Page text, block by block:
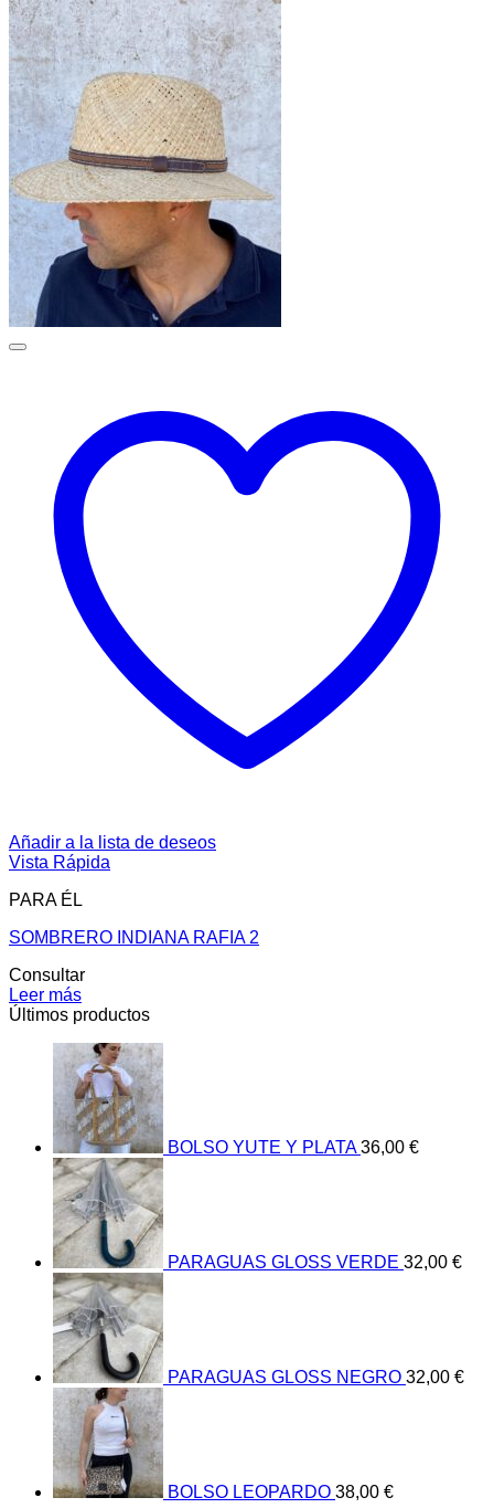
Añadir a la lista de deseos
Vista Rápida
PARA ÉL
SOMBRERO INDIANA RAFIA 2
Consultar
Leer más
Últimos productos
BOLSO YUTE Y PLATA 36,00 €
PARAGUAS GLOSS VERDE 32,00 €
PARAGUAS GLOSS NEGRO 32,00 €
BOLSO LEOPARDO 38,00 €